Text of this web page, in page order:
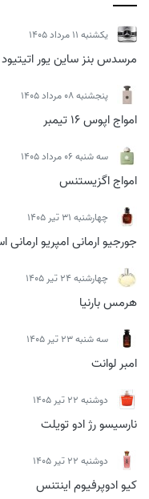
يكشنبه 11 مرداد 1405
مرسدس بنز ساین یور اتیتیود
پنجشنبه 08 مرداد 1405
امواج اپوس 16 تیمبر
سه شنبه 06 مرداد 1405
امواج اگزیستنس
چهارشنبه 31 تیر 1405
جورجیو ارمانی امپریو ارمانی
چهارشنبه 24 تیر 1405
هرمس بارنیا
سه شنبه 23 تیر 1405
امبر لوانت
دوشنبه 22 تیر 1405
نارسیسو رژ ادو تویلت
دوشنبه 22 تیر 1405
کیو ادوپرفیوم اینتنس